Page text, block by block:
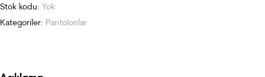
Stok kodu: Yok
Kategoriler: Pantolonlar